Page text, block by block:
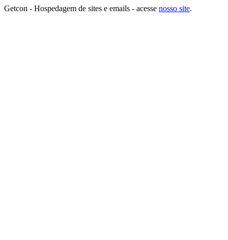
Getcon - Hospedagem de sites e emails - acesse nosso site.